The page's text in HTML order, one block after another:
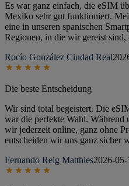
Es war ganz einfach, die eSIM
Mexiko sehr gut funktioniert.
eine in unseren spanischen
Regionen, in die wir gereist
Rocío González Ciudad Real
Die beste Entscheidung
Wir sind total begeistert. Die
war die perfekte Wahl. Während
wir jederzeit online, ganz ohne
entscheiden wir uns ganz sicher
Fernando Reig Matthies2026-05-